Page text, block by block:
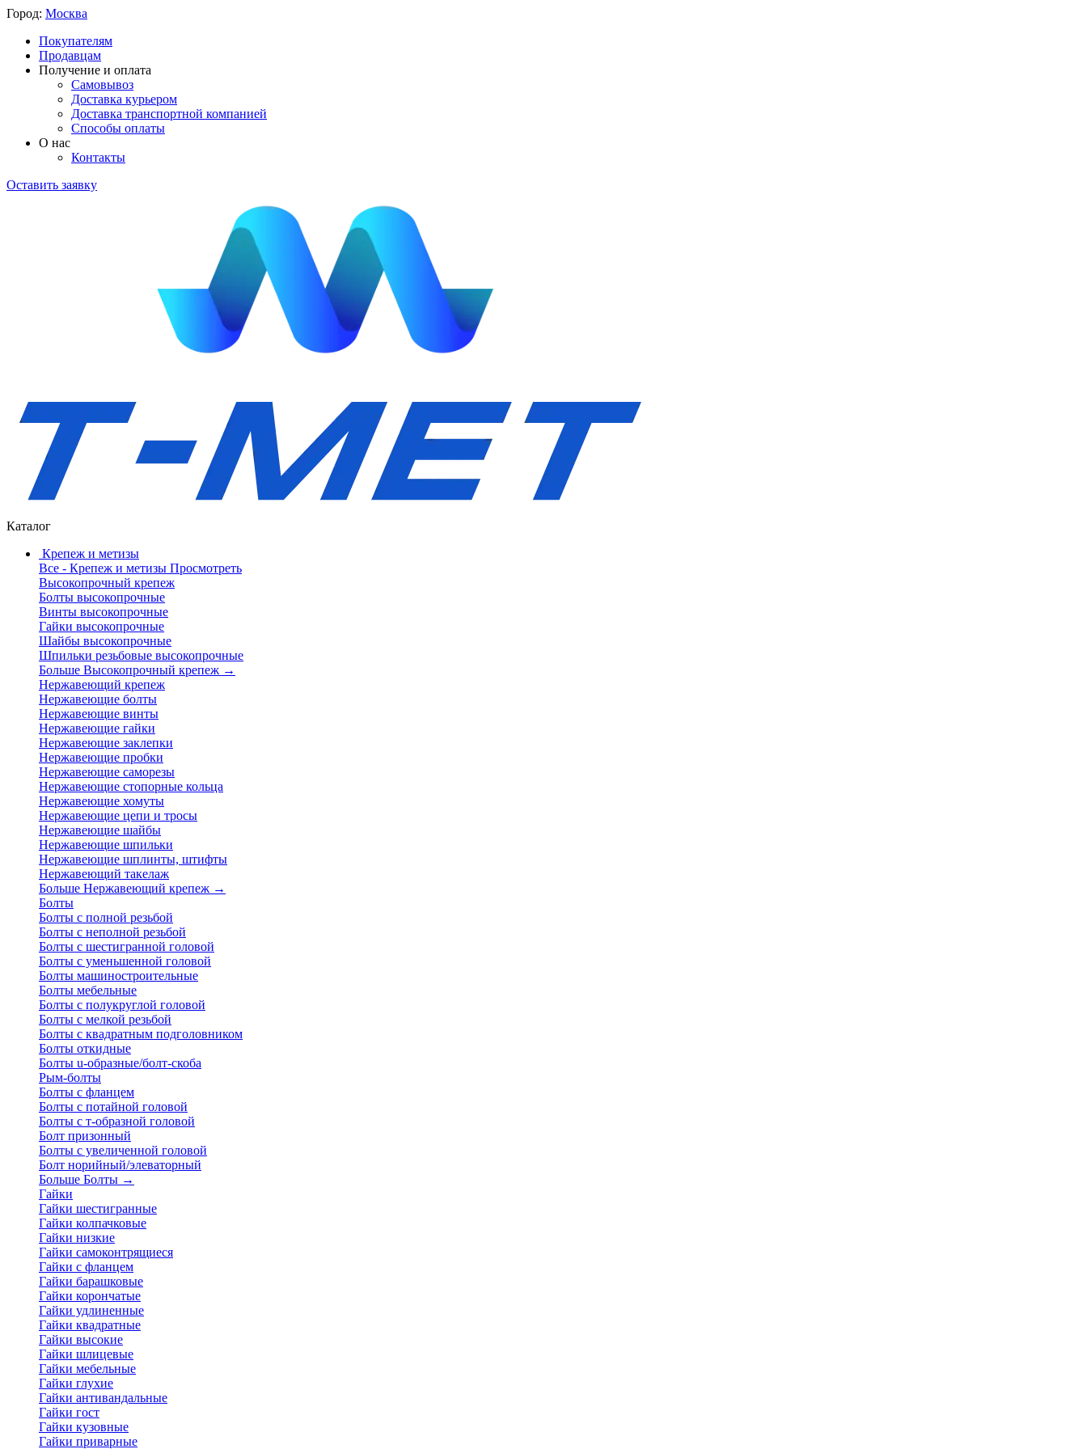
Город: Москва
Покупателям
Продавцам
Получение и оплата
Самовывоз
Доставка курьером
Доставка транспортной компанией
Способы оплаты
О нас
Контакты
Оставить заявку
Каталог
Крепеж и метизы
Все - Крепеж и метизы Просмотреть
Высокопрочный крепеж
Болты высокопрочные
Винты высокопрочные
Гайки высокопрочные
Шайбы высокопрочные
Шпильки резьбовые высокопрочные
Больше Высокопрочный крепеж →
Нержавеющий крепеж
Нержавеющие болты
Нержавеющие винты
Нержавеющие гайки
Нержавеющие заклепки
Нержавеющие пробки
Нержавеющие саморезы
Нержавеющие стопорные кольца
Нержавеющие хомуты
Нержавеющие цепи и тросы
Нержавеющие шайбы
Нержавеющие шпильки
Нержавеющие шплинты, штифты
Нержавеющий такелаж
Больше Нержавеющий крепеж →
Болты
Болты с полной резьбой
Болты с неполной резьбой
Болты с шестигранной головой
Болты с уменьшенной головой
Болты машиностроительные
Болты мебельные
Болты с полукруглой головой
Болты с мелкой резьбой
Болты с квадратным подголовником
Болты откидные
Болты u-образные/болт-скоба
Рым-болты
Болты с фланцем
Болты с потайной головой
Болты с т-образной головой
Болт призонный
Болты с увеличенной головой
Болт норийный/элеваторный
Больше Болты →
Гайки
Гайки шестигранные
Гайки колпачковые
Гайки низкие
Гайки самоконтрящиеся
Гайки с фланцем
Гайки барашковые
Гайки корончатые
Гайки удлиненные
Гайки квадратные
Гайки высокие
Гайки шлицевые
Гайки мебельные
Гайки глухие
Гайки антивандальные
Гайки гост
Гайки кузовные
Гайки приварные